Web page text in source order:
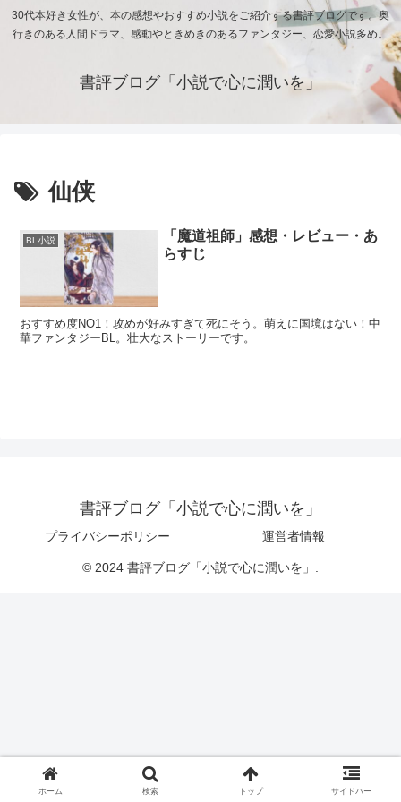
30代本好き女性が、本の感想やおすすめ小説をご紹介する書評ブログです。奥
行きのある人間ドラマ、感動やときめきのあるファンタジー、恋愛小説多め。
書評ブログ「小説で心に潤いを」
仙侠
BL小説
「魔道祖師」感想・レビュー・あ
らすじ
おすすめ度NO1！攻めが好みすぎて死にそう。萌えに国境はない！中
華ファンタジーBL。壮大なストーリーです。
書評ブログ「小説で心に潤いを」
プライバシーポリシー 運営者情報
© 2024 書評ブログ「小説で心に潤いを」.
ホーム 検索 トップ サイドバー